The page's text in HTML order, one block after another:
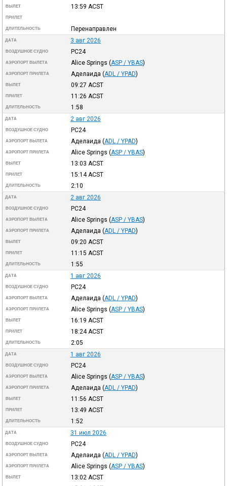
ВЫЛЕТ 13:59 ACST
ПРИЛЕТ
ДЛИТЕЛЬНОСТЬ Перенаправлен
ДАТА 3 авг 2026
ВОЗДУШНОЕ СУДНО PC24
АЭРОПОРТ ВЫЛЕТА Alice Springs (ASP / YBAS)
АЭРОПОРТ ПРИЛЕТА Аделаида (ADL / YPAD)
ВЫЛЕТ 09:27 ACST
ПРИЛЕТ 11:26 ACST
ДЛИТЕЛЬНОСТЬ 1:58
ДАТА 2 авг 2026
ВОЗДУШНОЕ СУДНО PC24
АЭРОПОРТ ВЫЛЕТА Аделаида (ADL / YPAD)
АЭРОПОРТ ПРИЛЕТА Alice Springs (ASP / YBAS)
ВЫЛЕТ 13:03 ACST
ПРИЛЕТ 15:14 ACST
ДЛИТЕЛЬНОСТЬ 2:10
ДАТА 2 авг 2026
ВОЗДУШНОЕ СУДНО PC24
АЭРОПОРТ ВЫЛЕТА Alice Springs (ASP / YBAS)
АЭРОПОРТ ПРИЛЕТА Аделаида (ADL / YPAD)
ВЫЛЕТ 09:20 ACST
ПРИЛЕТ 11:15 ACST
ДЛИТЕЛЬНОСТЬ 1:55
ДАТА 1 авг 2026
ВОЗДУШНОЕ СУДНО PC24
АЭРОПОРТ ВЫЛЕТА Аделаида (ADL / YPAD)
АЭРОПОРТ ПРИЛЕТА Alice Springs (ASP / YBAS)
ВЫЛЕТ 16:19 ACST
ПРИЛЕТ 18:24 ACST
ДЛИТЕЛЬНОСТЬ 2:05
ДАТА 1 авг 2026
ВОЗДУШНОЕ СУДНО PC24
АЭРОПОРТ ВЫЛЕТА Alice Springs (ASP / YBAS)
АЭРОПОРТ ПРИЛЕТА Аделаида (ADL / YPAD)
ВЫЛЕТ 11:56 ACST
ПРИЛЕТ 13:49 ACST
ДЛИТЕЛЬНОСТЬ 1:52
ДАТА 31 июл 2026
ВОЗДУШНОЕ СУДНО PC24
АЭРОПОРТ ВЫЛЕТА Аделаида (ADL / YPAD)
АЭРОПОРТ ПРИЛЕТА Alice Springs (ASP / YBAS)
ВЫЛЕТ 13:02 ACST